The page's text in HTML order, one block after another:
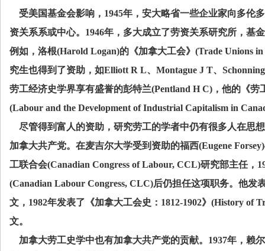
受美国基金会影响， 1945年，安大略省一些企业家向多伦
资关系系或中心。 1946年，多大成立了劳资关系研究所，基
例如，洛根(Harold Logan)的《加拿大工会》 (Trade Unions in
究生也得到了资助，如Elliott R L、 Montague J T、
劳工经济史学界享有盛誉的彭特兰(Pentland H C) ，他的《
(Labour and the Development of Industrial Capitalism in
尽管得到富人的资助，研究劳工的学者中仍有很多人在思
加拿大共产党。在麦吉尔大学受到资助的福西(Eugene Forsey)
工联合会(Canadian Congress of Labour, CCL)研究部主任，
(Canadian Labour Congress, CLC)后仍担任这项职务。他发
文， 1982年发表了《加拿大工会史： 1812-1902》 (History of
文。
加拿大劳工史学中也有加拿大共产党的贡献。 1937年，赖